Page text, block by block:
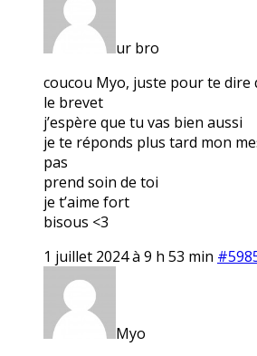
ur bro
coucou Myo, juste pour te dire
le brevet
j’espère que tu vas bien aussi
je te réponds plus tard mon
pas
prend soin de toi
je t’aime fort
bisous <3
1 juillet 2024 à 9 h 53 min
Myo